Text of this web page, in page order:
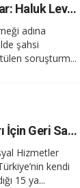
Ahbap Soruşturmasında Karar: Haluk Levent ve 13 Şüpheli Tutuklandı
adına
şahsi
soruşturm...
Sosyal Medyada 15 Yaş Sınırı İçin Geri Sayım: Yeni Dönem Ekimde Başlıyor
Hizmetler
kendi
15 ya...